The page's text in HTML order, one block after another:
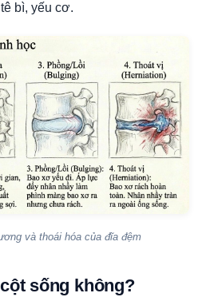
bì, yếu cơ.
và thoái hóa của đĩa đệm
sống không?